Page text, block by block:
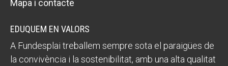
Mapa i contacte
EDUQUEM EN VALORS
A Fundesplai treballem sempre sota el paraigües de
la convivència i la sostenibilitat, amb una alta qualitat